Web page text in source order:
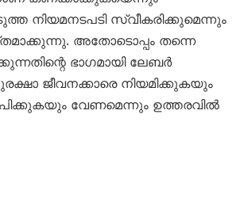
നിയമനടപടി സ്വീകരിക്കുമെന്നും
അതോടൊപ്പം തന്നെ
ഭാഗമായി ലേബര്‍
ജീവനക്കാരെ നിയമിക്കുകയും
വേണമെന്നും ഉത്തരവില്‍